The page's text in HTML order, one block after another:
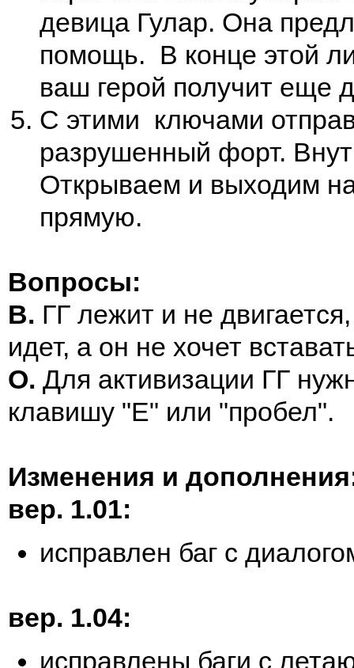
девица Гулар. Она
помощь. В конце этой
ваш герой получит еще
С этими ключами
разрушенный форт.
Открываем и выходим
прямую.
Вопросы:
В. ГГ лежит и не двигается,
идет, а он не хочет
О. Для активизации ГГ
клавишу "Е" или "пробел".
Изменения и
вер. 1.01:
исправлен баг с
вер. 1.04:
исправлены баги с